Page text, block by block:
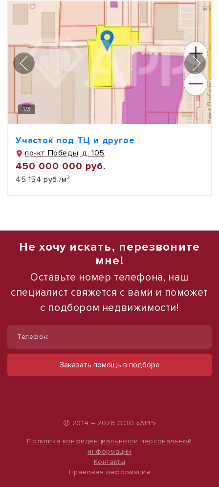
1/3
Участок под ТЦ и другое
пр-кт Победы, д. 105
450 000 000 руб.
45 154 руб./м²
Не хочу искать, перезвоните
мне!
Оставьте номер телефона, наш
специалист свяжется с вами и поможет
с подбором недвижимости!
Телефон:
Заказать помощь в подборе
® 2014 – 2026 ООО «АРР»
Политика конфиденциальности персональной
информации
Контакты
Правовая информация